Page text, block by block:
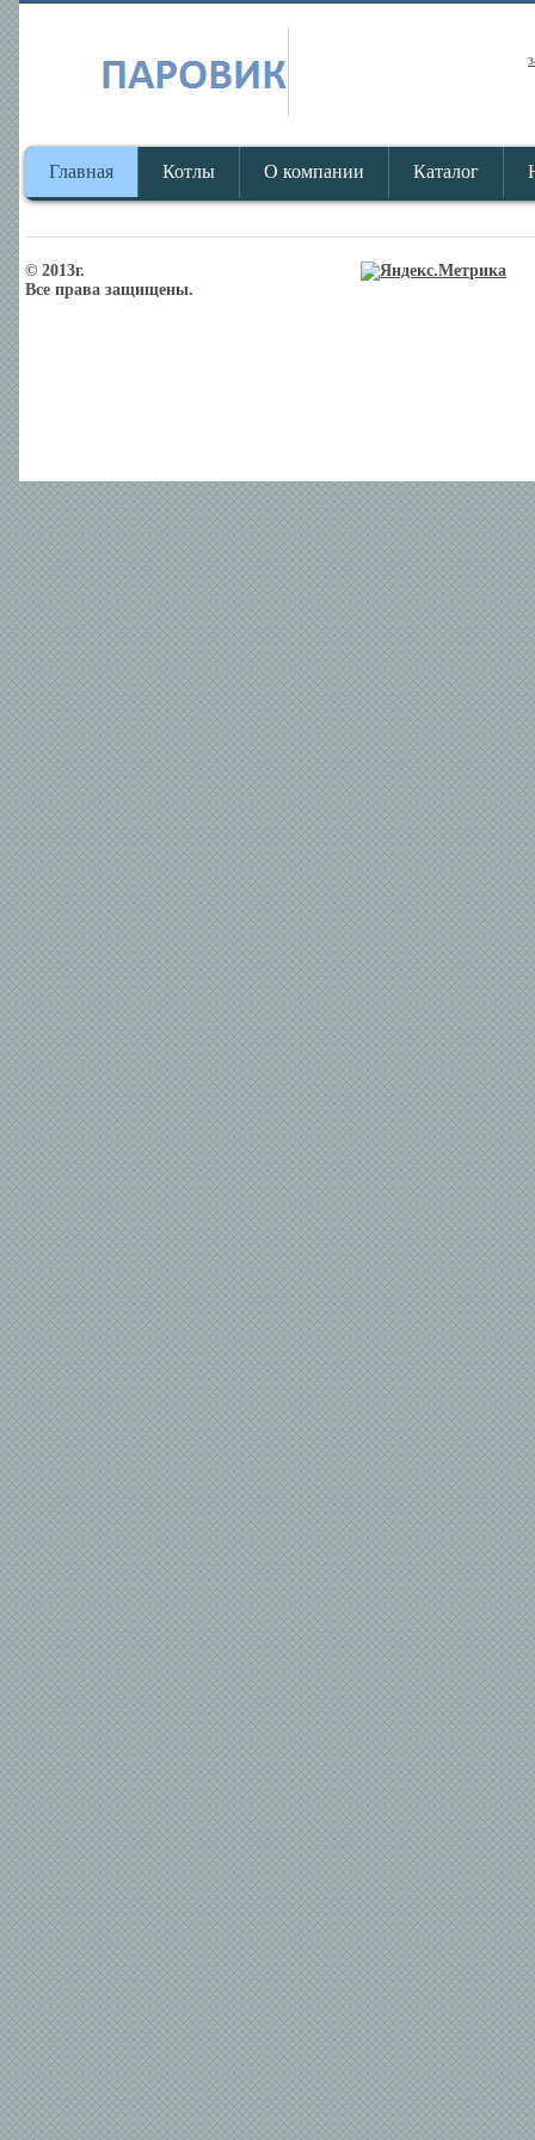
Главная Котлы О компании Каталог
© 2013г.
Все права защищены.